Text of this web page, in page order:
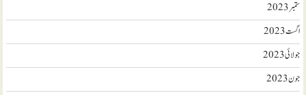
ستمبر 2023
اگست 2023
جولائی 2023
جون 2023